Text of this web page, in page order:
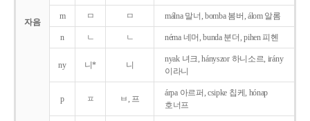
자음
m ㅁ ㅁ málna 말너, bomba 봄버, álom 알롬
n ㄴ ㄴ néma 네머, bunda 분더, pihen 피헨
ny 니* 니
nyak 녀크, hányszor 하니소르, irány
이라니
p ㅍ ㅂ, 프
árpa 아르퍼, csipke 칩케, hónap
호너프